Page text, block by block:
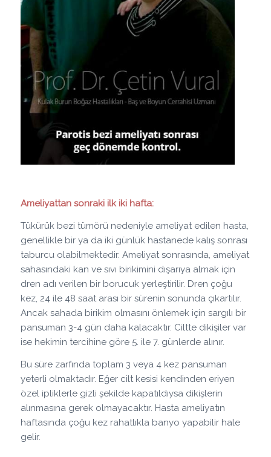
Ameliyattan sonraki ilk iki hafta:
Tükürük bezi tümörü nedeniyle ameliyat edilen hasta,
genellikle bir ya da iki günlük hastanede kalış sonrası
taburcu olabilmektedir. Ameliyat sonrasında, ameliyat
sahasındaki kan ve sıvı birikimini dışarıya almak için
dren adı verilen bir borucuk yerleştirilir. Dren çoğu
kez, 24 ile 48 saat arası bir sürenin sonunda çıkartılır.
Ancak sahada birikim olmasını önlemek için sargılı bir
pansuman 3-4 gün daha kalacaktır. Ciltte dikişiler var
ise hekimin tercihine göre 5. ile 7. günlerde alınır.
Bu süre zarfında toplam 3 veya 4 kez pansuman
yeterli olmaktadır. Eğer cilt kesisi kendinden eriyen
özel ipliklerle gizli şekilde kapatıldıysa dikişlerin
alınmasına gerek olmayacaktır. Hasta ameliyatın
haftasında çoğu kez rahatlıkla banyo yapabilir hale
gelir.